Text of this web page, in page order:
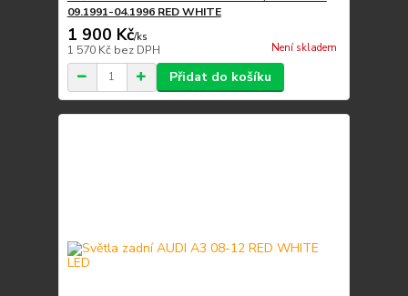
09.1991-04.1996 RED WHITE
1 900 Kč/ks
1 570 Kč bez DPH Není skladem
Přidat do košíku